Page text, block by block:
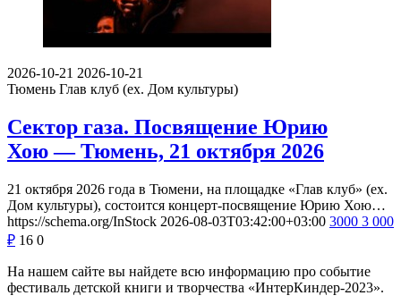
2026-10-21 2026-10-21
Тюмень Глав клуб (ex. Дом культуры)
Сектор газа. Посвящение Юрию
Хою — Тюмень, 21 октября 2026
21 октября 2026 года в Тюмени, на площадке «Глав клуб» (ex.
Дом культуры), состоится концерт-посвящение Юрию Хою…
https://schema.org/InStock 2026-08-03T03:42:00+03:00 3000 3 000
₽ 16 0
На нашем сайте вы найдете всю информацию про событие
фестиваль детской книги и творчества «ИнтерКиндер-2023».